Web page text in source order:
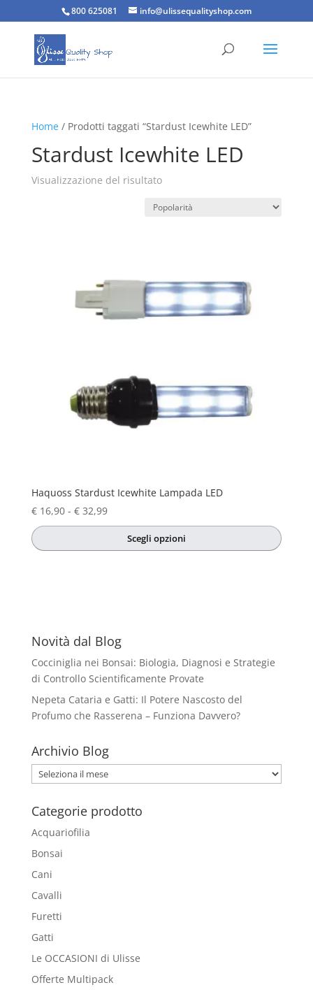
800 625081 info@ulissequalityshop.com
Home/ Prodotti taggati “Stardust Icewhite LED”
Stardust Icewhite LED
Visualizzazione del risultato
Haquoss Stardust Icewhite Lampada LED
€16,90 - €32,99Fascia
di
prezzo:Scegli opzioni
Le
possono
scelte
nella
del
prodotto
Novità dal Blog
Cocciniglia nei Bonsai: Biologia, Diagnosi e Strategie
di Controllo Scientificamente Provate
Nepeta Cataria e Gatti: Il Potere Nascosto del
Profumo che Rasserena – Funziona Davvero?
Archivio Blog
Archivio
Blog
Categorie prodotto
Acquariofilia
Bonsai
Cani
Cavalli
Furetti
Gatti
Le OCCASIONI di Ulisse
Offerte Multipack